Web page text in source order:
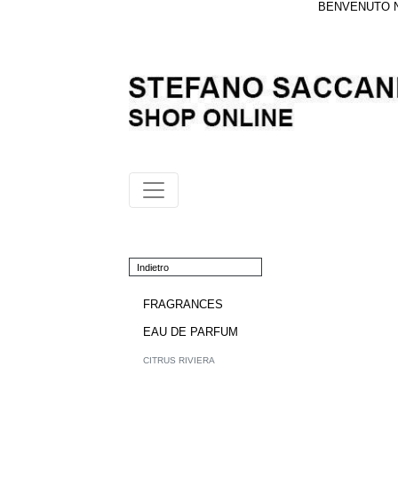
BENVENUTO
Indietro
FRAGRANCES
EAU DE PARFUM
CITRUS RIVIERA